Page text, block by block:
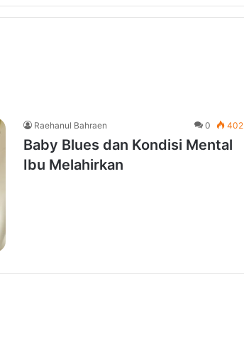
Raehanul Bahraen 0 402
Baby Blues dan Kondisi Mental
Ibu Melahirkan